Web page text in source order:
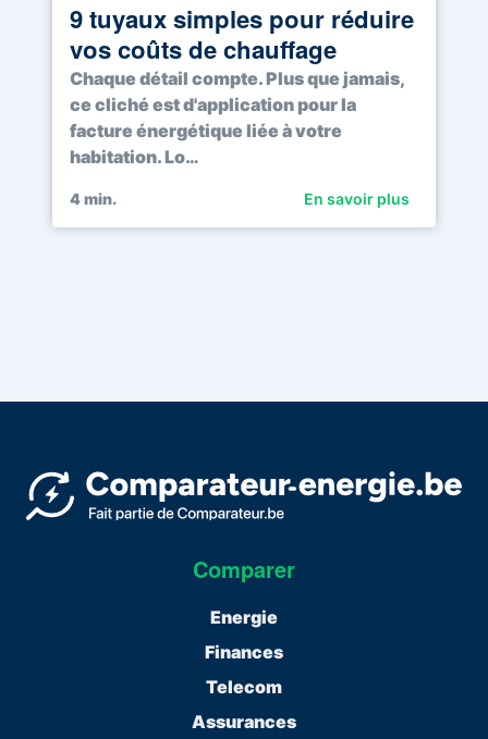
9 tuyaux simples pour réduire
vos coûts de chauffage
Chaque détail compte. Plus que jamais,
ce cliché est d'application pour la
facture énergétique liée à votre
habitation. Lo…
4min. En savoir plus
Comparer
Energie
Finances
Telecom
Assurances